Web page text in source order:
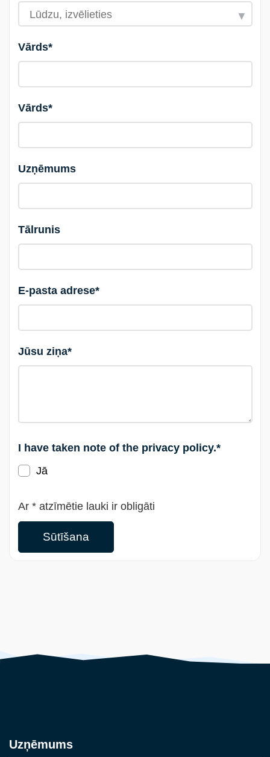
Vārds*
Vārds*
Uzņēmums
Tālrunis
E-pasta adrese*
Jūsu ziņa*
I have taken note of the privacy policy.*
Jā
Ar * atzīmētie lauki ir obligāti
Sūtīšana
Uzņēmums